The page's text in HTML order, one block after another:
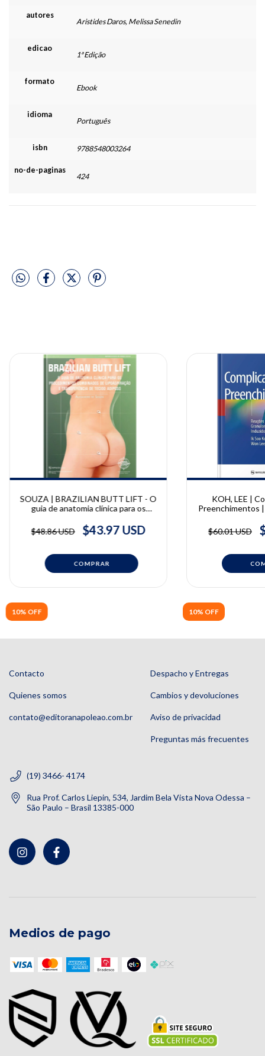
autores
Aristides Daros, Melissa Senedin
edicao
1ª Edição
formato
Ebook
idioma
Português
isbn 9788548003264
no-de-paginas
424
10% OFF
SOUZA | BRAZILIAN BUTT LIFT - O
guia de anatomia clínica para os
lipoaspiração e transferência de
tecido adiposo | Alex de Souza
$48.86 USD $43.97 USD
10% OFF
KOH, LEE |
Preenchimentos
$60.01 USD
Contacto
Quienes somos
contato@editoranapoleao.com.br
Despacho y Entregas
Cambios y devoluciones
Aviso de privacidad
Preguntas más frecuentes
(19) 3466- 4174
Rua Prof. Carlos Liepin, 534, Jardim Bela Vista Nova Odessa –
São Paulo – Brasil 13385-000
Medios de pago